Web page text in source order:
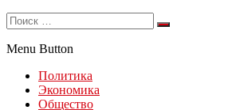
Menu Button
Политика
Экономика
Общество